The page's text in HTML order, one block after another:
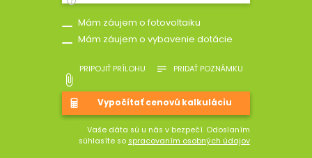
Mám záujem o fotovoltaiku
Mám záujem o vybavenie dotácie
PRIPOJIŤ PRÍLOHU PRIDAŤ POZNÁMKU
Vaše dáta sú u nás v bezpečí. Odoslaním
súhlasíte so spracovaním osobných údajov